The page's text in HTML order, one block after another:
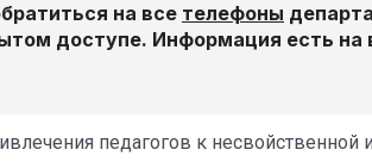
на все телефоны
доступе. Информация есть на
педагогов к